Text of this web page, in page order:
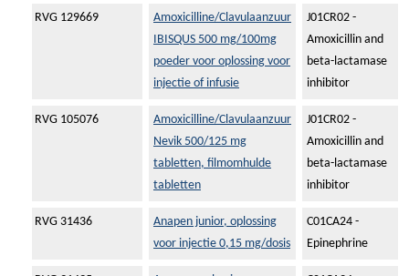
RVG 129669
Amoxicilline/Clavulaanzuur
IBISQUS 500 mg/100mg
poeder voor oplossing voor
injectie of infusie
J01CR02 -
Amoxicillin and
beta-lactamase
inhibitor
RVG 105076
Amoxicilline/Clavulaanzuur
Nevik 500/125 mg
tabletten, filmomhulde
tabletten
J01CR02 -
Amoxicillin and
beta-lactamase
inhibitor
RVG 31436
Anapen junior, oplossing
voor injectie 0,15 mg/dosis
C01CA24 -
Epinephrine